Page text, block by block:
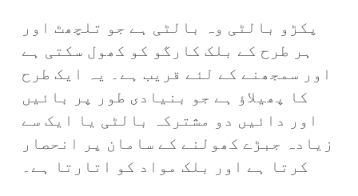
پکڑو بالٹی وہ بالٹی ہے جو تلچھٹ اور
ہر طرح کے بلک کارگو کو کھول سکتی ہے
اور سمجھنے کے لئے قریب ہے۔ یہ ایک طرح
کا پھیلاؤ ہے جو بنیادی طور پر بائیں
اور دائیں دو مشترکہ بالٹی یا ایک سے
زیادہ جبڑے کھولنے کے سامان پر انحصار
کرتا ہے اور بلک مواد کو اتارتا ہے۔